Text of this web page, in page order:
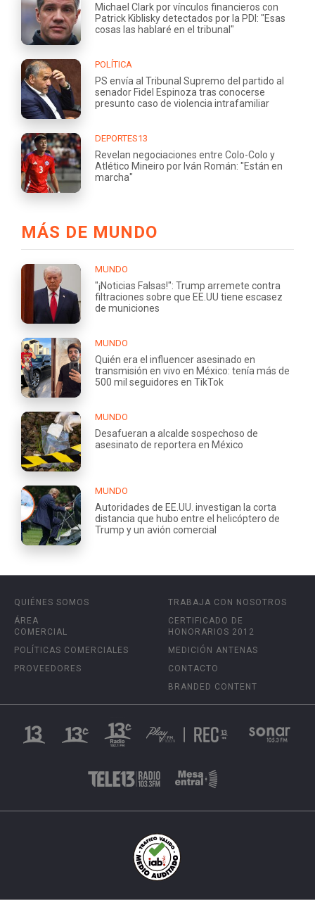
Michael Clark por vínculos financieros con
Patrick Kiblisky detectados por la PDI: "Esas
cosas las hablaré en el tribunal"
POLÍTICA
PS envía al Tribunal Supremo del partido al
senador Fidel Espinoza tras conocerse
presunto caso de violencia intrafamiliar
DEPORTES13
Revelan negociaciones entre Colo-Colo y
Atlético Mineiro por Iván Román: "Están en
marcha"
MÁS DE MUNDO
MUNDO
"¡Noticias Falsas!": Trump arremete contra
filtraciones sobre que EE.UU tiene escasez
de municiones
MUNDO
Quién era el influencer asesinado en
transmisión en vivo en México: tenía más de
500 mil seguidores en TikTok
MUNDO
Desafueran a alcalde sospechoso de
asesinato de reportera en México
MUNDO
Autoridades de EE.UU. investigan la corta
distancia que hubo entre el helicóptero de
Trump y un avión comercial
QUIÉNES SOMOS
ÁREA
COMERCIAL
POLÍTICAS COMERCIALES
PROVEEDORES
TRABAJA CON NOSOTROS
CERTIFICADO DE
HONORARIOS 2012
MEDICIÓN ANTENAS
CONTACTO
BRANDED CONTENT